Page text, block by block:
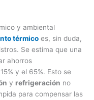
y ambiental
térmico es, sin duda,
Se estima que una
ahorros
y el 65%. Esto se
y refrigeración no
para compensar las